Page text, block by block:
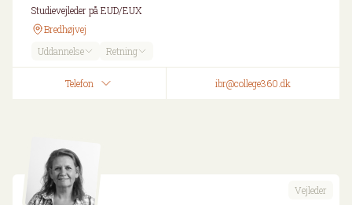
Studievejleder på EUD/EUX
Bredhøjvej
Uddannelse
Retning
Telefon ibr@college360.dk
Vejleder